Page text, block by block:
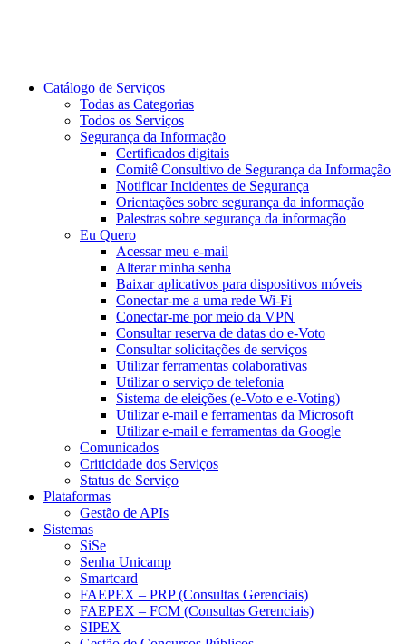
Catálogo de Serviços
Todas as Categorias
Todos os Serviços
Segurança da Informação
Certificados digitais
Comitê Consultivo de Segurança da Informação
Notificar Incidentes de Segurança
Orientações sobre segurança da informação
Palestras sobre segurança da informação
Eu Quero
Acessar meu e-mail
Alterar minha senha
Baixar aplicativos para dispositivos móveis
Conectar-me a uma rede Wi-Fi
Conectar-me por meio da VPN
Consultar reserva de datas do e-Voto
Consultar solicitações de serviços
Utilizar ferramentas colaborativas
Utilizar o serviço de telefonia
Sistema de eleições (e-Voto e e-Voting)
Utilizar e-mail e ferramentas da Microsoft
Utilizar e-mail e ferramentas da Google
Comunicados
Criticidade dos Serviços
Status de Serviço
Plataformas
Gestão de APIs
Sistemas
SiSe
Senha Unicamp
Smartcard
FAEPEX – PRP (Consultas Gerenciais)
FAEPEX – FCM (Consultas Gerenciais)
SIPEX